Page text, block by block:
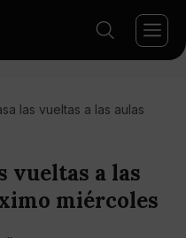
las vueltas a las aulas
vueltas a las
miércoles